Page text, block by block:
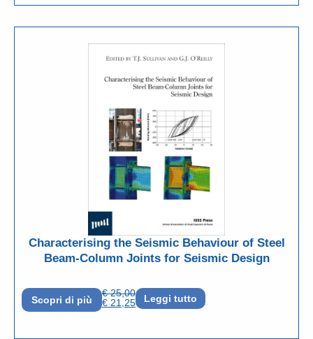
Characterising the Seismic Behaviour of Steel
Beam-Column Joints for Seismic Design
Scopri di più
€25,00
€ 21,25 Leggi tutto